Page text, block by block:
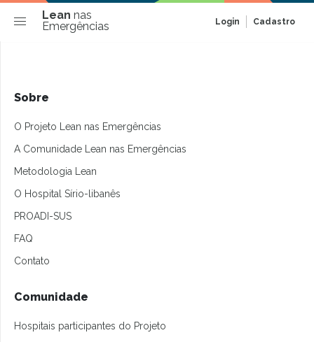
Lean nas
Emergências
Login Cadastro
Sobre
O Projeto Lean nas Emergências
A Comunidade Lean nas Emergências
Metodologia Lean
O Hospital Sírio-libanês
PROADI-SUS
FAQ
Contato
Comunidade
Hospitais participantes do Projeto